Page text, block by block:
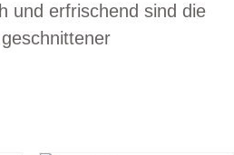
und erfrischend sind die